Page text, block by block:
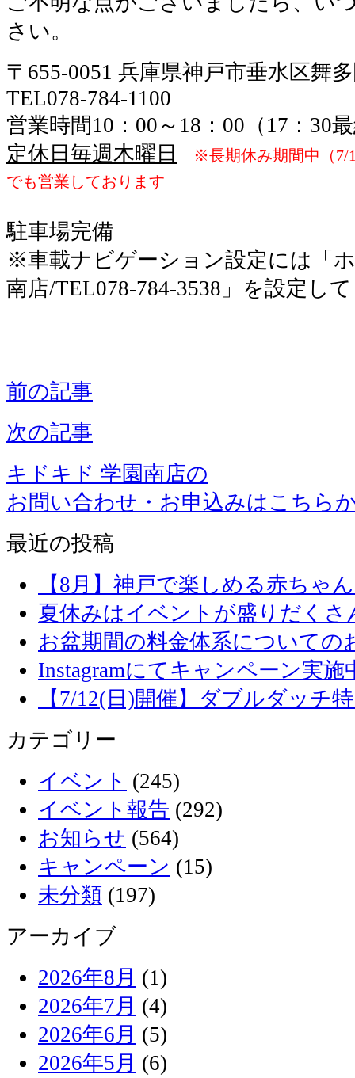
さい。
〒655-0051 兵庫県神戸市垂水区舞
TEL078-784-1100
営業時間10：00～18：00（17：30
定休日毎週木曜日
※長期休み期間中（7/
でも営業しております
駐車場完備
※車載ナビゲーション設定には「
南店/TEL078-784-3538」を設定し
前の記事
次の記事
キドキド 学園南店の
お問い合わせ・お申込みはこちら
最近の投稿
【8月】神戸で楽しめる赤ちゃ
夏休みはイベントが盛りだくさ
お盆期間の料金体系についての
Instagramにてキャンペーン実施
【7/12(日)開催】ダブルダッチ
カテゴリー
イベント (245)
イベント報告 (292)
お知らせ (564)
キャンペーン (15)
未分類 (197)
アーカイブ
2026年8月 (1)
2026年7月 (4)
2026年6月 (5)
2026年5月 (6)